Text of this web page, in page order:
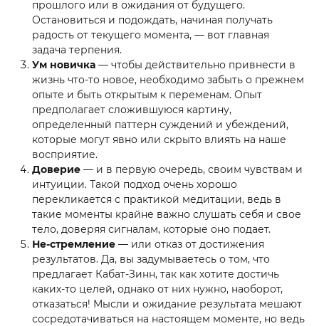
прошлого или в ожидания от будущего.
Остановиться и подождать, начиная получать
радость от текущего момента, — вот главная
задача терпения.
Ум новичка — чтобы действительно привнести в
жизнь что-то новое, необходимо забыть о прежнем
опыте и быть открытым к переменам. Опыт
предполагает сложившуюся картину,
определенный паттерн суждений и убеждений,
которые могут явно или скрыто влиять на наше
восприятие.
Доверие — и в первую очередь, своим чувствам и
интуиции. Такой подход очень хорошо
перекликается с практикой медитации, ведь в
такие моменты крайне важно слушать себя и свое
тело, доверяя сигналам, которые оно подает.
Не-стремление — или отказ от достижения
результатов. Да, вы задумываетесь о том, что
предлагает Кабат-Зинн, так как хотите достичь
каких-то целей, однако от них нужно, наоборот,
отказаться! Мысли и ожидание результата мешают
сосредотачиваться на настоящем моменте, но ведь